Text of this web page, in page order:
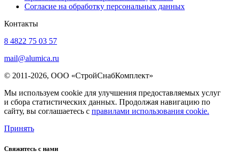
Согласие на обработку персональных данных
Контакты
8 4822 75 03 57
mail@alumica.ru
© 2011-2026, ООО «СтройСнабКомплект»
Мы используем cookie для улучшения предоставляемых услуг
и сбора статистических данных. Продолжая навигацию по
сайту, вы соглашаетесь с правилами использования cookie.
Принять
Свяжитесь с нами